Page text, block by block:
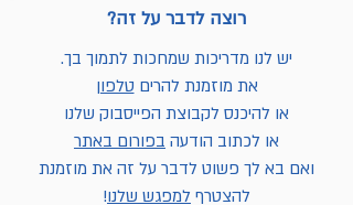
רוצה לדבר על זה?
יש לנו מדריכות שמחכות לתמוך בך.
את מוזמנת להרים טלפון
או להיכנס לקבוצת הפייסבוק שלנו
או לכתוב הודעה בפורום באתר
ואם בא לך פשוט לדבר על זה את מוזמנת
להצטרף למפגש שלנו!